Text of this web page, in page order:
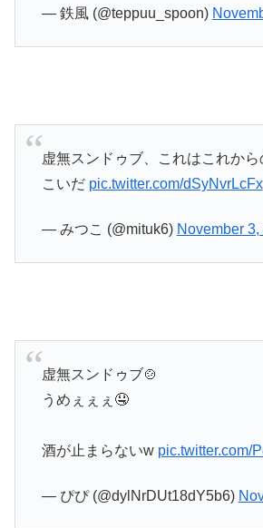
— 鉄風 (@teppuu_spoon)
虚無スンドゥブ、これはこれか
こいだ pic.twitter.com/dSyNvrLcFx
— みつこ (@mituk6) November 3,
虚無スンドゥブ🍲
うめぇぇぇ🤤
酒が止まらないw pic.twitter.com/
— ぴぴ (@dylNrDUt18dY5b6)